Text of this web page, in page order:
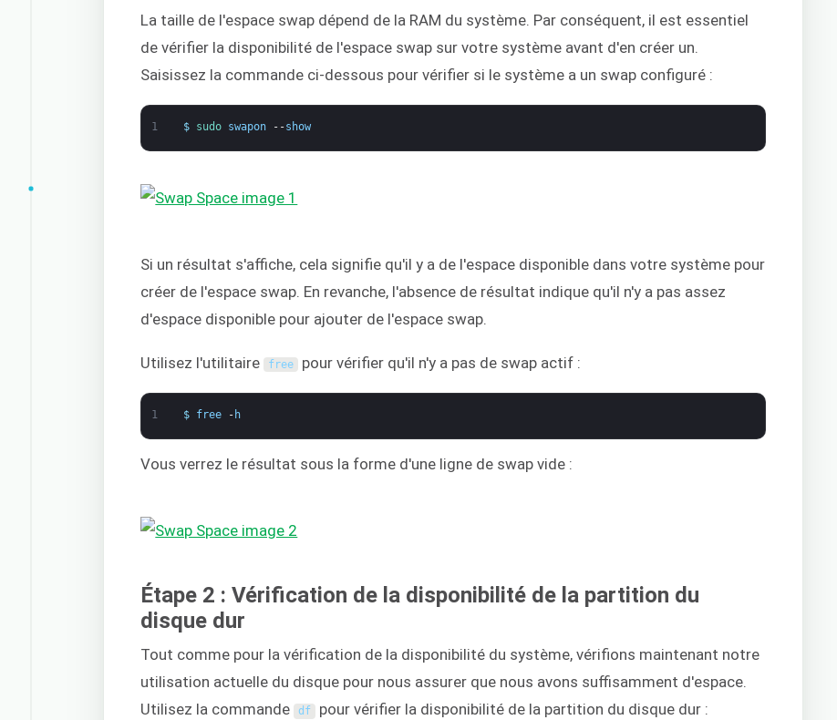
La taille de l'espace swap dépend de la RAM du système. Par conséquent, il est essentiel
de vérifier la disponibilité de l'espace swap sur votre système avant d'en créer un.
Saisissez la commande ci-dessous pour vérifier si le système a un swap configuré :
1 $ sudo swapon --show
Si un résultat s'affiche, cela signifie qu'il y a de l'espace disponible dans votre système pour
créer de l'espace swap. En revanche, l'absence de résultat indique qu'il n'y a pas assez
d'espace disponible pour ajouter de l'espace swap.
Utilisez l'utilitaire free pour vérifier qu'il n'y a pas de swap actif :
1 $ free - h
Vous verrez le résultat sous la forme d'une ligne de swap vide :
Étape 2 : Vérification de la disponibilité de la partition du
disque dur
Tout comme pour la vérification de la disponibilité du système, vérifions maintenant notre
utilisation actuelle du disque pour nous assurer que nous avons suffisamment d'espace.
Utilisez la commande df pour vérifier la disponibilité de la partition du disque dur :